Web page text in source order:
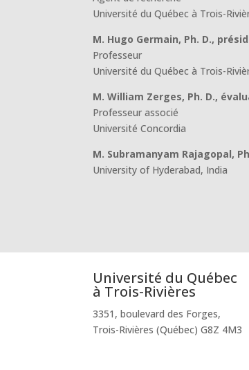
Université du Québec à Trois-
M. Hugo Germain, Ph. D.,
Professeur
Université du Québec à Trois-
M. William Zerges, Ph. D.,
Professeur associé
Université Concordia
M. Subramanyam Rajagopal,
University of Hyderabad, India
Université du Québec
à Trois-Rivières
3351, boulevard des Forges,
Trois-Rivières (Québec) G8Z 4M3